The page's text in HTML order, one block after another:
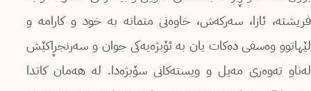
فریشتە، ئازا، سەرکەش، خاوەنی متمانە بە خود و کارامە و
لێهاتوو وەسفی دەکات یان بە ئۆبژەیەکی جوان و سەرنجڕاکێش
لەناو تەوەری مەیل و ویستەکانی سۆبژەدا. لە هەمان کاتدا